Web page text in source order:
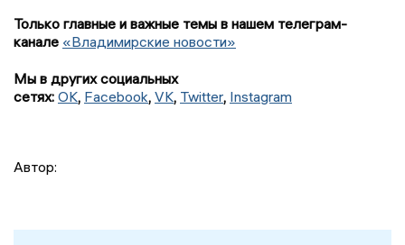
Только главные и важные темы в нашем телеграм-
канале «Владимирские новости»
Мы в других социальных
сетях: OK, Facebook, VK, Twitter, Instagram
Автор: